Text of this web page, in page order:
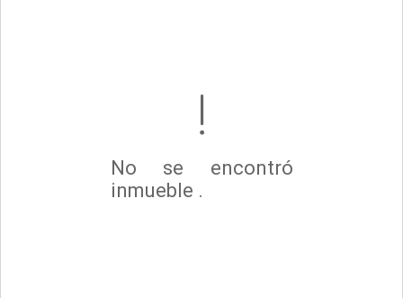
No se encontró
inmueble .